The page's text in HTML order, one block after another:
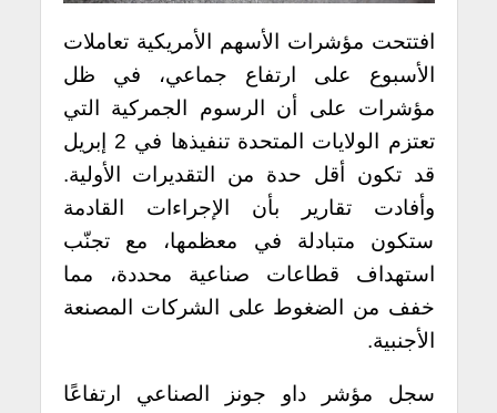
افتتحت مؤشرات الأسهم الأمريكية تعاملات
الأسبوع على ارتفاع جماعي، في ظل
مؤشرات على أن الرسوم الجمركية التي
تعتزم الولايات المتحدة تنفيذها في 2 إبريل
قد تكون أقل حدة من التقديرات الأولية.
وأفادت تقارير بأن الإجراءات القادمة
ستكون متبادلة في معظمها، مع تجنّب
استهداف قطاعات صناعية محددة، مما
خفف من الضغوط على الشركات المصنعة
الأجنبية.
سجل مؤشر داو جونز الصناعي ارتفاعًا